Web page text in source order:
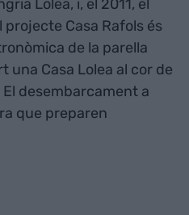
Lolea, i, el 2011, el
Casa Rafols és
de la parella
una Casa Lolea al cor de
desembarcament a
que preparen